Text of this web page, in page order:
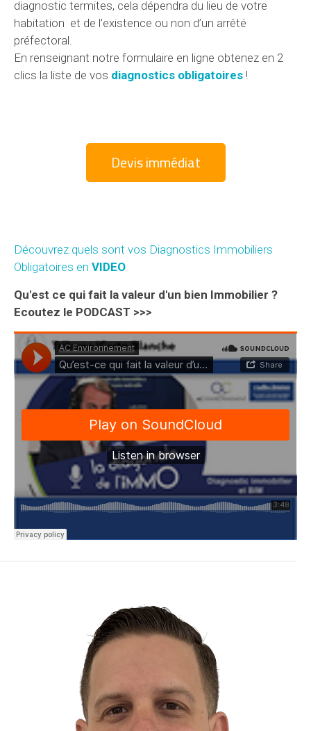
diagnostic termites, cela dépendra du lieu de votre
habitation et de l’existence ou non d’un arrêté
préfectoral.
En renseignant notre formulaire en ligne obtenez en 2
clics la liste de vos diagnostics obligatoires !
Devis immédiat
Découvrez quels sont vos Diagnostics Immobiliers
Obligatoires en VIDEO
Qu'est ce qui fait la valeur d'un bien Immobilier ?
Ecoutez le PODCAST >>>